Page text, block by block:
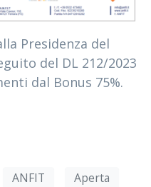
Presidenza del
del DL 212/2023
dal Bonus 75%.
ANFIT
Aperta